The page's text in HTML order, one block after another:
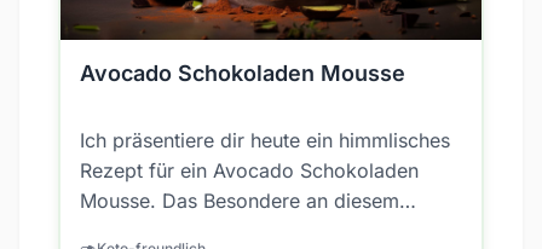
Avocado Schokoladen Mousse
Ich präsentiere dir heute ein himmlisches
Rezept für ein Avocado Schokoladen
Mousse. Das Besondere an diesem